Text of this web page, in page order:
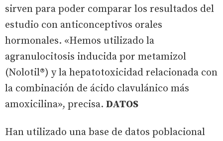
sirven para poder comparar los resultados del
estudio con anticonceptivos orales
hormonales. «Hemos utilizado la
agranulocitosis inducida por metamizol
(Nolotil®) y la hepatotoxicidad relacionada con
la combinación de ácido clavulánico más
amoxicilina», precisa. DATOS
Han utilizado una base de datos poblacional